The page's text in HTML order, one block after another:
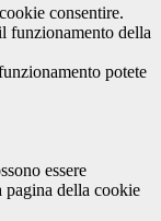
consentire.
funzionamento della
potete
essere
pagina della cookie